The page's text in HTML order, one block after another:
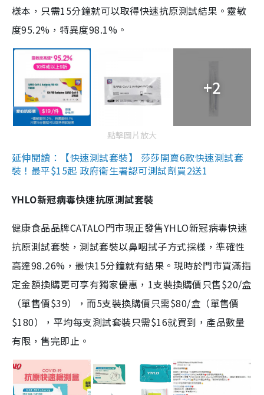
樣本，只需15分鐘就可以取得快速抗原測試結果。靈敏
度95.2%，特異度98.1%。
+2
點擊圖片放大
延伸閱讀：【快速測試套裝】 莎莎開賣6款快速測試套
裝！最平$15起 政府衛生署認可測試劑買2送1
YHLO新冠病毒快速抗原測試套裝
健康食品品牌CATALO門市現正發售YHLO新冠病毒快速
抗原測試套裝，測試套裝以鼻咽拭子方式採樣，準確性
高達98.26%，最快15分鐘就有結果。現時於門市買滿指
定金額換購更可享有獨家優惠，1支裝換購價只售$20/盒
（單售價$39），而5支裝換購價只需$80/盒（單售價
$180），平均每支測試套裝只需$16就買到，產品數量
有限，售完即止。